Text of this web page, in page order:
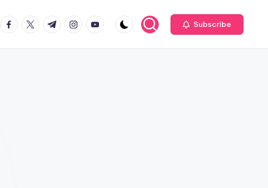
facebook.com
twitter.com
t.me instagram.com
youtube.com Subscribe